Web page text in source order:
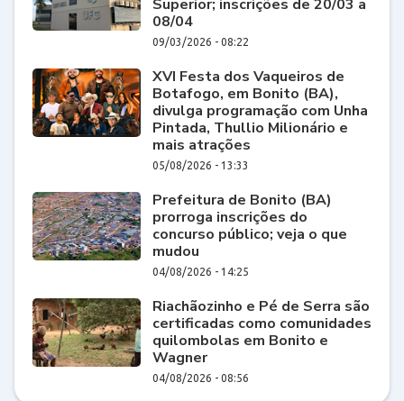
Superior; inscrições de 20/03 a
08/04
09/03/2026 - 08:22
XVI Festa dos Vaqueiros de
Botafogo, em Bonito (BA),
divulga programação com Unha
Pintada, Thullio Milionário e
mais atrações
05/08/2026 - 13:33
Prefeitura de Bonito (BA)
prorroga inscrições do
concurso público; veja o que
mudou
04/08/2026 - 14:25
Riachãozinho e Pé de Serra são
certificadas como comunidades
quilombolas em Bonito e
Wagner
04/08/2026 - 08:56